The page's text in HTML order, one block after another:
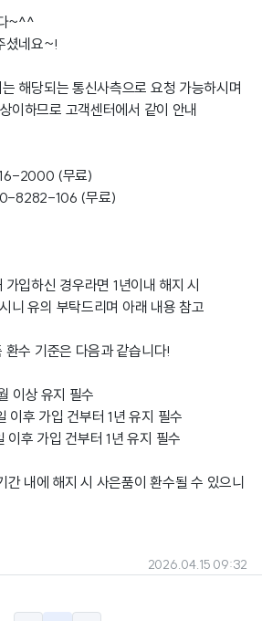
~^^
셨네요~!
해당되는 통신사측으로 요청 가능하시며
이하므로 고객센터에서 같이 안내
2000 (무료)
8282-106 (무료)
입하신 경우라면 1년이내 해지 시
니 유의 부탁드리며 아래 내용 참고
환수 기준은 다음과 같습니다!
이상 유지 필수
후 가입 건부터 1년 유지 필수
후 가입 건부터 1년 유지 필수
간 내에 해지 시 사은품이 환수될 수 있으니
2026.04.15 09:32